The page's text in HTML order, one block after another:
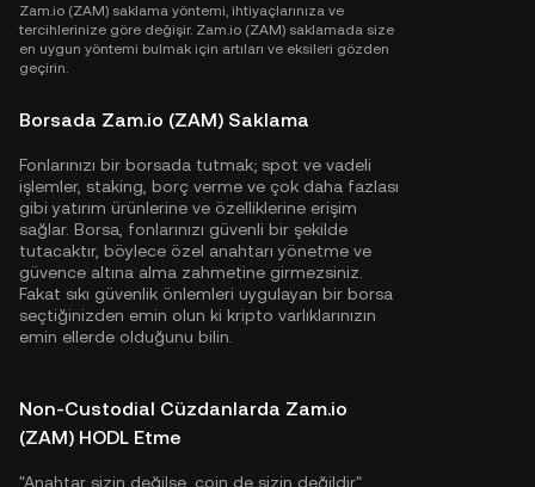
Zam.io (ZAM) saklama yöntemi, ihtiyaçlarınıza ve
tercihlerinize göre değişir. Zam.io (ZAM) saklamada size
en uygun yöntemi bulmak için artıları ve eksileri gözden
geçirin.
Borsada Zam.io (ZAM) Saklama
Fonlarınızı bir borsada tutmak; spot ve vadeli
işlemler, staking, borç verme ve çok daha fazlası
gibi yatırım ürünlerine ve özelliklerine erişim
sağlar. Borsa, fonlarınızı güvenli bir şekilde
tutacaktır, böylece özel anahtarı yönetme ve
güvence altına alma zahmetine girmezsiniz.
Fakat sıkı güvenlik önlemleri uygulayan bir borsa
seçtiğinizden emin olun ki kripto varlıklarınızın
emin ellerde olduğunu bilin.
Non-Custodial Cüzdanlarda Zam.io
(ZAM) HODL Etme
"Anahtar sizin değilse, coin de sizin değildir"